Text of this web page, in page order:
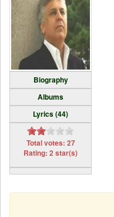
Biography
Albums
Lyrics (44)
Total votes: 27
Rating: 2 star(s)